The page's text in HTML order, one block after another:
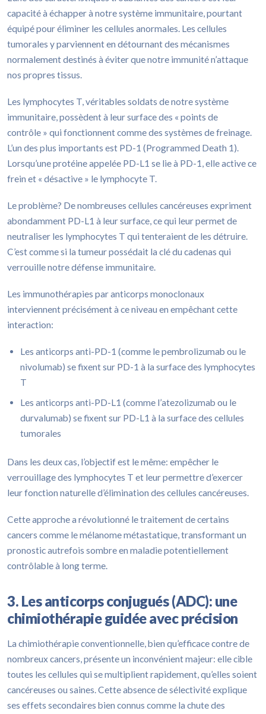
capacité à échapper à notre système immunitaire, pourtant
équipé pour éliminer les cellules anormales. Les cellules
tumorales y parviennent en détournant des mécanismes
normalement destinés à éviter que notre immunité n’attaque
nos propres tissus.
Les lymphocytes T, véritables soldats de notre système
immunitaire, possèdent à leur surface des « points de
contrôle » qui fonctionnent comme des systèmes de freinage.
L’un des plus importants est PD-1 (Programmed Death 1).
Lorsqu’une protéine appelée PD-L1 se lie à PD-1, elle active ce
frein et « désactive » le lymphocyte T.
Le problème? De nombreuses cellules cancéreuses expriment
abondamment PD-L1 à leur surface, ce qui leur permet de
neutraliser les lymphocytes T qui tenteraient de les détruire.
C’est comme si la tumeur possédait la clé du cadenas qui
verrouille notre défense immunitaire.
Les immunothérapies par anticorps monoclonaux
interviennent précisément à ce niveau en empêchant cette
interaction:
Les anticorps anti-PD-1 (comme le pembrolizumab ou le
nivolumab) se fixent sur PD-1 à la surface des lymphocytes
T
Les anticorps anti-PD-L1 (comme l’atezolizumab ou le
durvalumab) se fixent sur PD-L1 à la surface des cellules
tumorales
Dans les deux cas, l’objectif est le même: empêcher le
verrouillage des lymphocytes T et leur permettre d’exercer
leur fonction naturelle d’élimination des cellules cancéreuses.
Cette approche a révolutionné le traitement de certains
cancers comme le mélanome métastatique, transformant un
pronostic autrefois sombre en maladie potentiellement
contrôlable à long terme.
3. Les anticorps conjugués (ADC): une
chimiothérapie guidée avec précision
La chimiothérapie conventionnelle, bien qu’efficace contre de
nombreux cancers, présente un inconvénient majeur: elle cible
toutes les cellules qui se multiplient rapidement, qu’elles soient
cancéreuses ou saines. Cette absence de sélectivité explique
ses effets secondaires bien connus comme la chute des